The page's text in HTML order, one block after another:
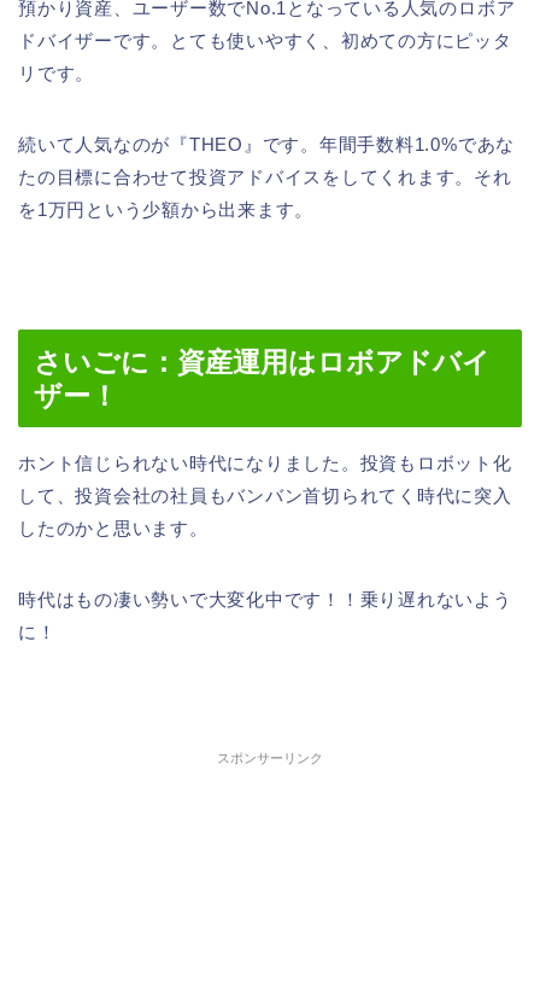
預かり資産、ユーザー数でNo.1となっている人気のロボア
ドバイザーです。とても使いやすく、初めての方にピッタ
リです。
続いて人気なのが『THEO』です。年間手数料1.0%であな
たの目標に合わせて投資アドバイスをしてくれます。それ
を1万円という少額から出来ます。
さいごに：資産運用はロボアドバイ
ザー！
ホント信じられない時代になりました。投資もロボット化
して、投資会社の社員もバンバン首切られてく時代に突入
したのかと思います。
時代はもの凄い勢いで大変化中です！！乗り遅れないよう
に！
スポンサーリンク